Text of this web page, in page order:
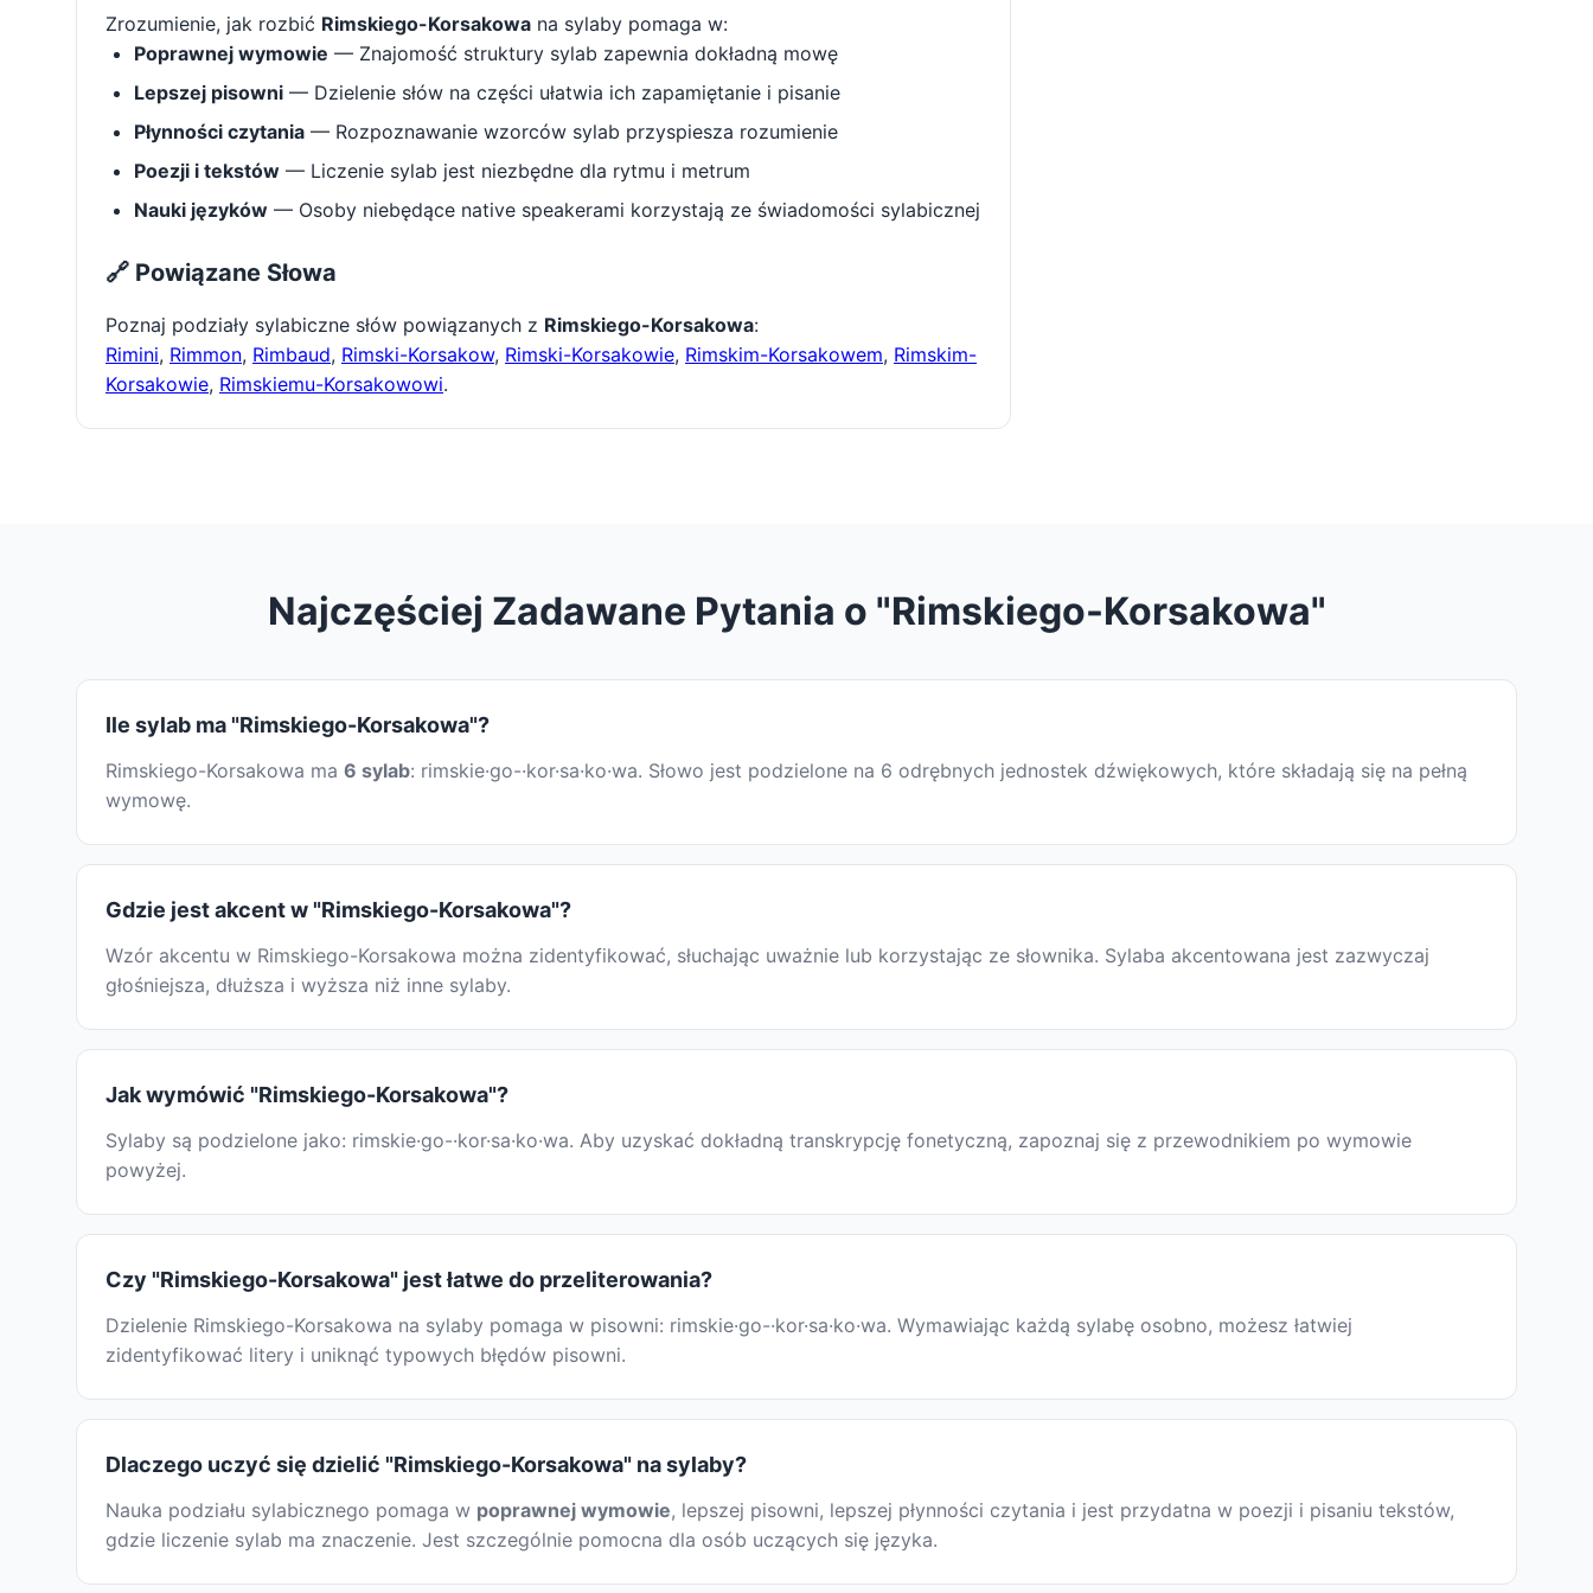
Zrozumienie, jak rozbić Rimskiego-Korsakowa na sylaby pomaga w:
Poprawnej wymowie — Znajomość struktury sylab zapewnia dokładną mowę
Lepszej pisowni — Dzielenie słów na części ułatwia ich zapamiętanie i pisanie
Płynności czytania — Rozpoznawanie wzorców sylab przyspiesza rozumienie
Poezji i tekstów — Liczenie sylab jest niezbędne dla rytmu i metrum
Nauki języków — Osoby niebędące native speakerami korzystają ze świadomości sylabicznej
🔗 Powiązane Słowa
Poznaj podziały sylabiczne słów powiązanych z Rimskiego-Korsakowa:
Rimini, Rimmon, Rimbaud, Rimski-Korsakow, Rimski-Korsakowie, Rimskim-Korsakowem, Rimskim-
Korsakowie, Rimskiemu-Korsakowowi.
Najczęściej Zadawane Pytania o "Rimskiego-Korsakowa"
Ile sylab ma "Rimskiego-Korsakowa"?
Rimskiego-Korsakowa ma 6 sylab: rimskie·go-·kor·sa·ko·wa. Słowo jest podzielone na 6 odrębnych jednostek dźwiękowych, które składają się na pełną
wymowę.
Gdzie jest akcent w "Rimskiego-Korsakowa"?
Wzór akcentu w Rimskiego-Korsakowa można zidentyfikować, słuchając uważnie lub korzystając ze słownika. Sylaba akcentowana jest zazwyczaj
głośniejsza, dłuższa i wyższa niż inne sylaby.
Jak wymówić "Rimskiego-Korsakowa"?
Sylaby są podzielone jako: rimskie·go-·kor·sa·ko·wa. Aby uzyskać dokładną transkrypcję fonetyczną, zapoznaj się z przewodnikiem po wymowie
powyżej.
Czy "Rimskiego-Korsakowa" jest łatwe do przeliterowania?
Dzielenie Rimskiego-Korsakowa na sylaby pomaga w pisowni: rimskie·go-·kor·sa·ko·wa. Wymawiając każdą sylabę osobno, możesz łatwiej
zidentyfikować litery i uniknąć typowych błędów pisowni.
Dlaczego uczyć się dzielić "Rimskiego-Korsakowa" na sylaby?
Nauka podziału sylabicznego pomaga w poprawnej wymowie, lepszej pisowni, lepszej płynności czytania i jest przydatna w poezji i pisaniu tekstów,
gdzie liczenie sylab ma znaczenie. Jest szczególnie pomocna dla osób uczących się języka.